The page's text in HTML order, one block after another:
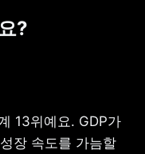
?
13위예요. GDP가
장 속도를 가늠할